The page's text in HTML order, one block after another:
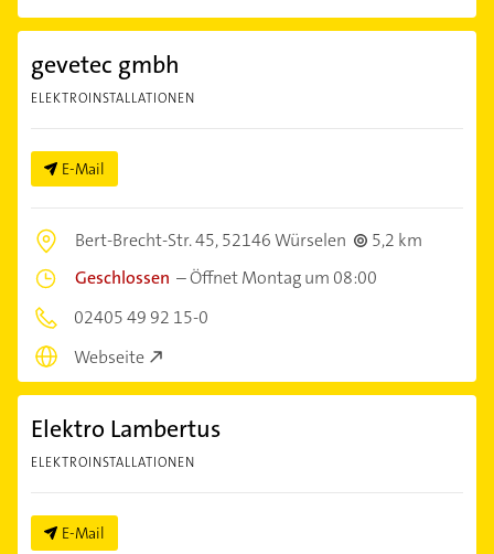
gevetec gmbh
ELEKTROINSTALLATIONEN
E-Mail
Bert-Brecht-Str. 45,52146 Würselen
5,2 km
Geschlossen –Öffnet Montag um 08:00
02405 49 92 15-0
Webseite
Elektro Lambertus
ELEKTROINSTALLATIONEN
E-Mail